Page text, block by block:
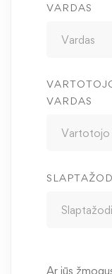
VARDAS
VARDAS
Ar jūs